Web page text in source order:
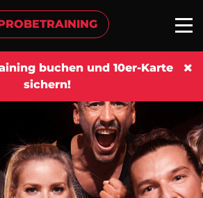
buchen und 10er-Karte
sichern!